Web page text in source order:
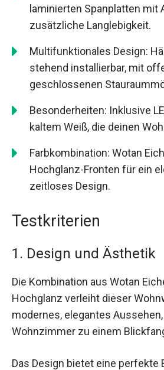
laminierten Spanplatten mit
zusätzliche Langlebigkeit.
Multifunktionales Design:
stehend installierbar, mit
geschlossenen
Besonderheiten: Inklusive
kaltem Weiß, die deinen
Farbkombination: Wotan
Hochglanz-Fronten für ein
zeitloses Design.
Testkriterien
1. Design und Ästhetik
Die Kombination aus Wotan
Hochglanz verleiht dieser
modernes, elegantes
Wohnzimmer zu einem
Das Design bietet eine perfekte